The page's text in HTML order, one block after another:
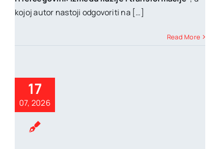
kojoj autor nastoji odgovoriti na […]
Read More
17
07, 2026